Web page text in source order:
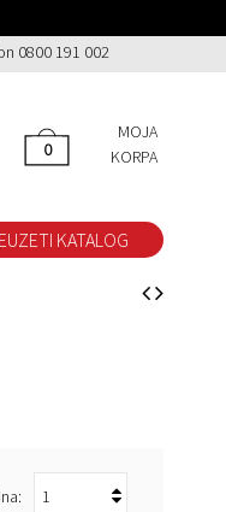
0800 191 002
0
0
MOJA
KORPA
KATALOG